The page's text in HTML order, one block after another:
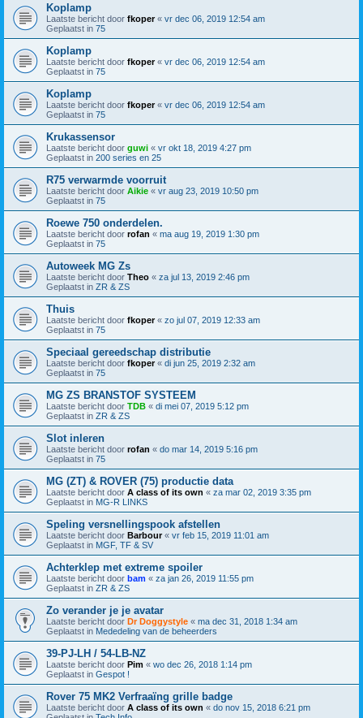
Koplamp
Laatste bericht door fkoper« vr dec 06, 2019 12:54 am
Geplaatst in 75
Koplamp
Laatste bericht door fkoper« vr dec 06, 2019 12:54 am
Geplaatst in 75
Koplamp
Laatste bericht door fkoper« vr dec 06, 2019 12:54 am
Geplaatst in 75
Krukassensor
Laatste bericht door guwi « vr okt 18, 2019 4:27 pm
Geplaatst in 200 series en 25
R75 verwarmde voorruit
Laatste bericht door Aikie « vr aug 23, 2019 10:50 pm
Geplaatst in 75
Roewe 750 onderdelen.
Laatste bericht door rofan « ma aug 19, 2019 1:30 pm
Geplaatst in 75
Autoweek MG Zs
Laatste bericht door Theo « za jul 13, 2019 2:46 pm
Geplaatst in ZR & ZS
Thuis
Laatste bericht door fkoper« zo jul 07, 2019 12:33 am
Geplaatst in 75
Speciaal gereedschap distributie
Laatste bericht door fkoper« di jun 25, 2019 2:32 am
Geplaatst in 75
MG ZS BRANSTOF SYSTEEM
Laatste bericht door TDB « di mei 07, 2019 5:12 pm
Geplaatst in ZR & ZS
Slot inleren
Laatste bericht door rofan « do mar 14, 2019 5:16 pm
Geplaatst in 75
MG (ZT) & ROVER (75) productie data
Laatste bericht door A class of its own « za mar 02, 2019 3:35 pm
Geplaatst in MG-R LINKS
Speling versnellingspook afstellen
Laatste bericht door Barbour« vr feb 15, 2019 11:01 am
Geplaatst in MGF, TF & SV
Achterklep met extreme spoiler
Laatste bericht door bam « za jan 26, 2019 11:55 pm
Geplaatst in ZR & ZS
Zo verander je je avatar
Laatste bericht door Dr Doggystyle « ma dec 31, 2018 1:34 am
Geplaatst in Mededeling van de beheerders
39-PJ-LH / 54-LB-NZ
Laatste bericht door Pim « wo dec 26, 2018 1:14 pm
Geplaatst in Gespot !
Rover 75 MK2 Verfraaïng grille badge
Laatste bericht door A class of its own « do nov 15, 2018 6:21 pm